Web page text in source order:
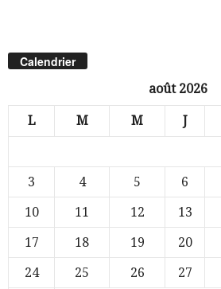
Calendrier
août 2026
L M M J
3
4 5 6
10
11 12 13
17
18 19 20
24
25 26 27